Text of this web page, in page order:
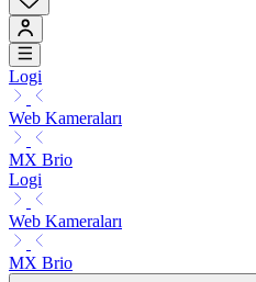
Logi
Web Kameraları
MX Brio
Logi
Web Kameraları
MX Brio